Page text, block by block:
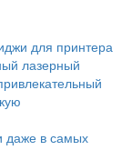
для принтера
лазерный
даже в самых